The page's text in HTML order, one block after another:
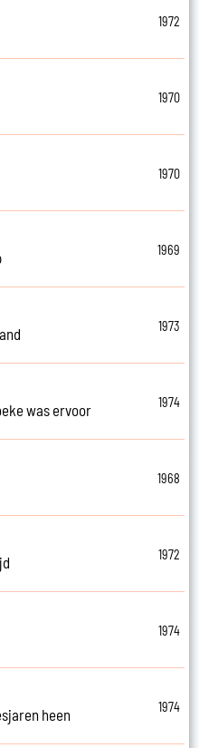
1972
1970
1970
1969
1973
was ervoor
1974
1968
1972
1974
heen
1974